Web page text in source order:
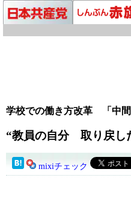
学校での働き方改革 「中
“教員の自分 取り戻し
mixiチェック